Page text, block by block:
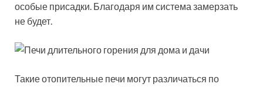
особые присадки. Благодаря им система замерзать
не будет.
Такие отопительные печи могут различаться по